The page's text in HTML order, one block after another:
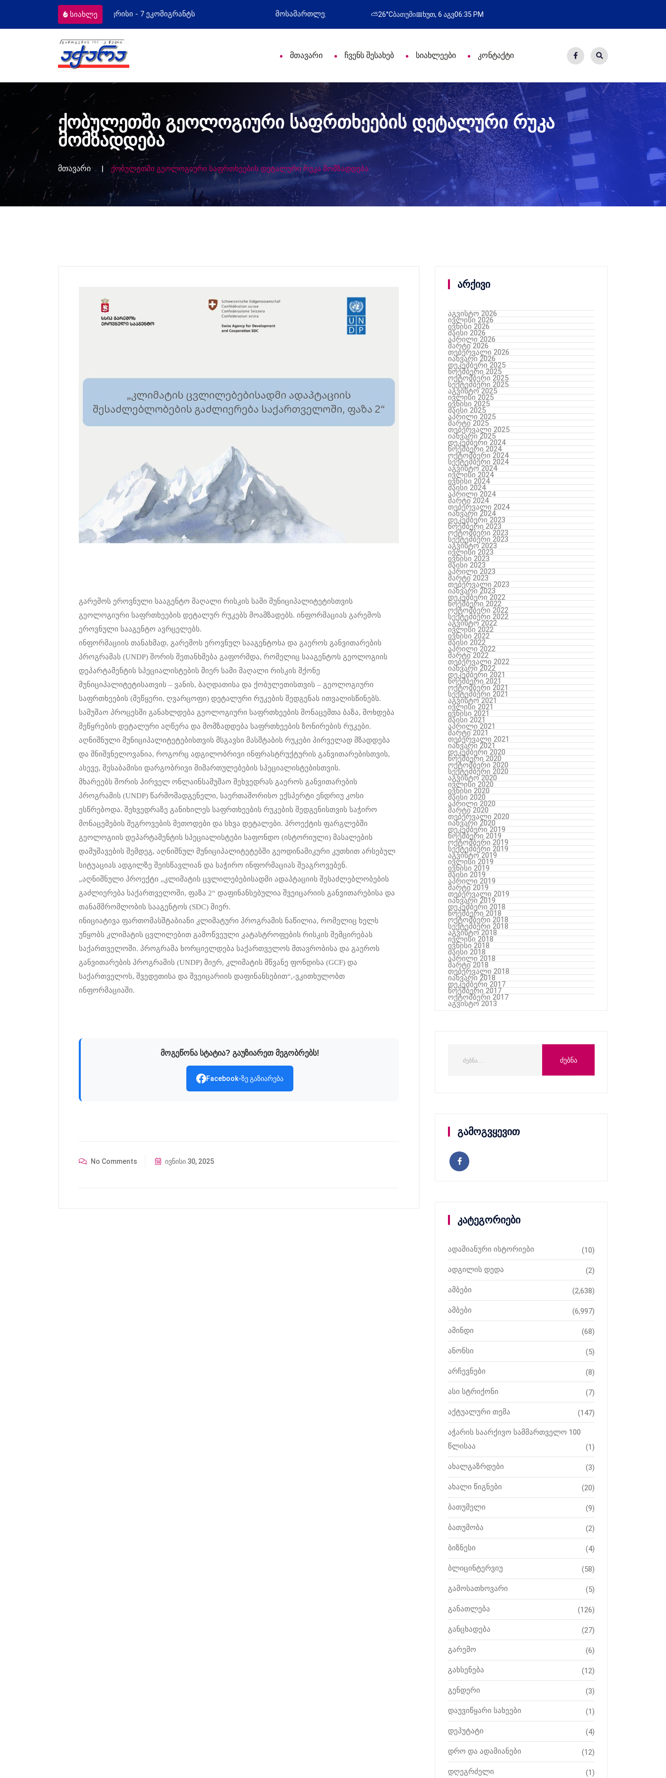
სიახლე მოსამართლეებს პროფესიული დღე მიულოცა წარმატებული გამოსვლა
⛅26°Cბათუმი📅ხუთ, 6 აგვ06:35 PM
მთავარი ჩვენს შესახებ სიახლეები კონტაქტი
ქობულეთში გეოლოგიური საფრთხეების დეტალური რუკა
მომზადდება
მთავარი ქობულეთში გეოლოგიური საფრთხეების დეტალური რუკა მომზადდება
გარემოს ეროვნული სააგენტო მაღალი რისკის სამი მუნიციპალიტეტისთვის
გეოლოგიური საფრთხეების დეტალურ რუკებს მოამზადებს. ინფორმაციას გარემოს
ეროვნული სააგენტო ავრცელებს.
ინფორმაციის თანახმად, გარემოს ეროვნულ სააგენტოსა და გაეროს განვითარების
პროგრამას (UNDP) შორის შეთანხმება გაფორმდა, რომელიც სააგენტოს გეოლოგიის
დეპარტამენტის სპეციალისტების მიერ სამი მაღალი რისკის მქონე
მუნიციპალიტეტისათვის – ვანის, ბაღდათისა და ქობულეთისთვის – გეოლოგიური
საფრთხეების (მეწყერი, ღვარცოფი) დეტალური რუკების შედგენას ითვალისწინებს.
სამუშაო პროცესში განახლდება გეოლოგიური საფრთხეების მონაცემთა ბაზა, მოხდება
მეწყრების დეტალური აღწერა და მომზადდება საფრთხეების ზონირების რუკები.
აღნიშნული მუნიციპალიტეტებისთვის მსგავსი მასშტაბის რუკები პირველად მზადდება
და მნიშვნელოვანია, როგორც ადგილობრივი ინფრასტრუქტურის განვითარებისთვის,
ასევე, შესაბამისი დარგობრივი მიმართულებების სპეციალისტებისთვის.
მხარეებს შორის პირველ ონლაინსამუშაო შეხვედრას გაეროს განვითარების
პროგრამის (UNDP) წარმომადგენელი, საერთაშორისო ექსპერტი ენდრიუ კოსი
ესწრებოდა. შეხვედრაზე განიხილეს საფრთხეების რუკების შედგენისთვის საჭირო
მონაცემების შეგროვების მეთოდები და სხვა დეტალები. პროექტის ფარგლებში
გეოლოგიის დეპარტამენტის სპეციალისტები საფონდო (ისტორიული) მასალების
დამუშავების შემდეგ, აღნიშნულ მუნიციპალიტეტებში გეოდინამიკური კუთხით არსებულ
სიტუაციას ადგილზე შეისწავლიან და საჭირო ინფორმაციას შეაგროვებენ.
„აღნიშნული პროექტი „კლიმატის ცვლილებებისადმი ადაპტაციის შესაძლებლობების
გაძლიერება საქართველოში, ფაზა 2“ დაფინანსებულია შვეიცარიის განვითარებისა და
თანამშრომლობის სააგენტოს (SDC) მიერ.
ინიციატივა ფართომასშტაბიანი კლიმატური პროგრამის ნაწილია, რომელიც ხელს
უწყობს კლიმატის ცვლილებით გამოწვეული კატასტროფების რისკის შემცირებას
საქართველოში. პროგრამა ხორციელდება საქართველოს მთავრობისა და გაეროს
განვითარების პროგრამის (UNDP) მიერ, კლიმატის მწვანე ფონდისა (GCF) და
საქართველოს, შვედეთისა და შვეიცარიის დაფინანსებით“,-ვკითხულობთ
ინფორმაციაში.
მოგეწონა სტატია? გაუზიარეთ მეგობრებს!
Facebook-ზე გაზიარება
No Comments ივნისი 30, 2025
არქივი
აგვისტო 2026
ივლისი 2026
ივნისი 2026
მაისი 2026
აპრილი 2026
მარტი 2026
თებერვალი 2026
იანვარი 2026
დეკემბერი 2025
ნოემბერი 2025
ოქტომბერი 2025
სექტემბერი 2025
აგვისტო 2025
ივლისი 2025
ივნისი 2025
მაისი 2025
აპრილი 2025
მარტი 2025
თებერვალი 2025
იანვარი 2025
დეკემბერი 2024
ნოემბერი 2024
ოქტომბერი 2024
სექტემბერი 2024
აგვისტო 2024
ივლისი 2024
ივნისი 2024
მაისი 2024
აპრილი 2024
მარტი 2024
თებერვალი 2024
იანვარი 2024
დეკემბერი 2023
ნოემბერი 2023
ოქტომბერი 2023
სექტემბერი 2023
აგვისტო 2023
ივლისი 2023
ივნისი 2023
მაისი 2023
აპრილი 2023
მარტი 2023
თებერვალი 2023
იანვარი 2023
დეკემბერი 2022
ნოემბერი 2022
ოქტომბერი 2022
სექტემბერი 2022
აგვისტო 2022
ივლისი 2022
ივნისი 2022
მაისი 2022
აპრილი 2022
მარტი 2022
თებერვალი 2022
იანვარი 2022
დეკემბერი 2021
ნოემბერი 2021
ოქტომბერი 2021
სექტემბერი 2021
აგვისტო 2021
ივლისი 2021
ივნისი 2021
მაისი 2021
აპრილი 2021
მარტი 2021
თებერვალი 2021
იანვარი 2021
დეკემბერი 2020
ნოემბერი 2020
ოქტომბერი 2020
სექტემბერი 2020
აგვისტო 2020
ივლისი 2020
ივნისი 2020
მაისი 2020
აპრილი 2020
მარტი 2020
თებერვალი 2020
იანვარი 2020
დეკემბერი 2019
ნოემბერი 2019
ოქტომბერი 2019
სექტემბერი 2019
აგვისტო 2019
ივლისი 2019
ივნისი 2019
მაისი 2019
აპრილი 2019
მარტი 2019
თებერვალი 2019
იანვარი 2019
დეკემბერი 2018
ნოემბერი 2018
ოქტომბერი 2018
სექტემბერი 2018
აგვისტო 2018
ივლისი 2018
ივნისი 2018
მაისი 2018
აპრილი 2018
მარტი 2018
თებერვალი 2018
იანვარი 2018
დეკემბერი 2017
ნოემბერი 2017
ოქტომბერი 2017
აგვისტო 2013
გამოგვყევით
კატეგორიები
ადამიანური ისტორიები (10)
ადგილის დედა (2)
ამბები (2,638)
ამბები (6,997)
ამინდი (68)
ანონსი (5)
არჩევნები (8)
ასი სტრიქონი (7)
აქტუალური თემა (147)
აჭარის საარქივო სამმართველო 100
წლისაა
(1)
ახალგაზრდები (3)
ახალი წიგნები (20)
ბათუმელი (9)
ბათუმობა (2)
ბიზნესი (4)
ბლიცინტერვიუ (58)
გამოსათხოვარი (5)
განათლება (126)
განცხადება (27)
გარემო (6)
გახსენება (12)
გენდერი (3)
დაუვიწყარი სახეები (1)
დეპუტატი (4)
დრო და ადამიანები (12)
დღეგრძელი (1)